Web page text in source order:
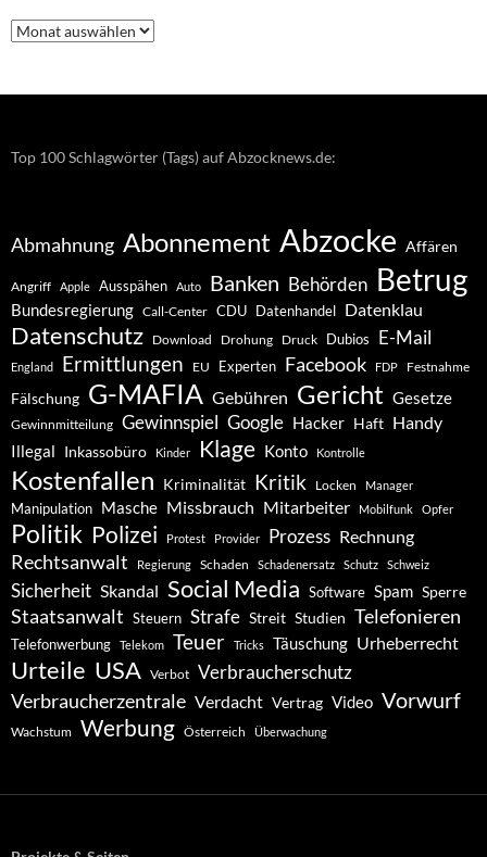
Nachrichten
–
Top 100 Schlagwörter (Tags) auf Abzocknews.de:
Abmahnung Abonnement Abzocke Affären
Angriff Apple Ausspähen Auto Banken Behörden Betrug
Bundesregierung Call-Center CDU Datenhandel Datenklau
Datenschutz Download Drohung Druck Dubios E-Mail
England Ermittlungen EU Experten Facebook FDP Festnahme
Fälschung G-MAFIA Gebühren Gericht Gesetze
Gewinnmitteilung Gewinnspiel Google Hacker Haft Handy
Illegal Inkassobüro Kinder Klage Konto Kontrolle
Kostenfallen Kriminalität Kritik Locken Manager
Manipulation Masche Missbrauch Mitarbeiter Mobilfunk Opfer
Politik Polizei Protest Provider Prozess Rechnung
Rechtsanwalt Regierung Schaden Schadenersatz Schutz Schweiz
Sicherheit Skandal Social Media Software Spam Sperre
Staatsanwalt Steuern Strafe Streit Studien Telefonieren
Telefonwerbung Telekom Teuer Tricks Täuschung Urheberrecht
Urteile USA Verbot Verbraucherschutz
Verbraucherzentrale Verdacht Vertrag Video Vorwurf
Wachstum Werbung Österreich Überwachung